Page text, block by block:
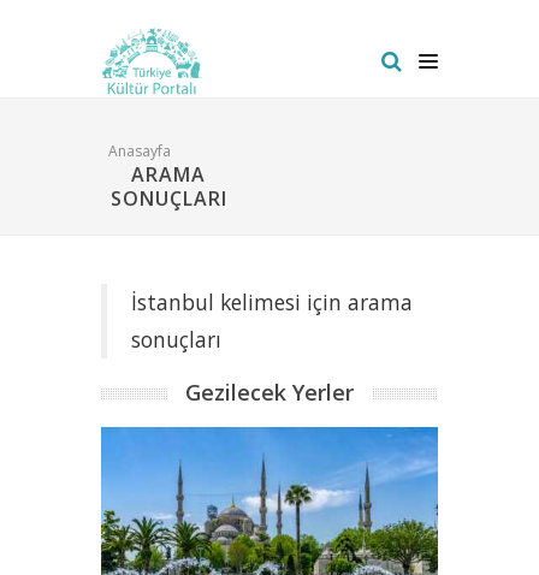
Anasayfa
ARAMA
SONUÇLARI
İstanbul kelimesi için arama
sonuçları
Gezilecek Yerler